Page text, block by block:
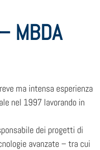
MBDA
ma intensa esperienza
nel 1997 lavorando in
dei progetti di
avanzate – tra cui